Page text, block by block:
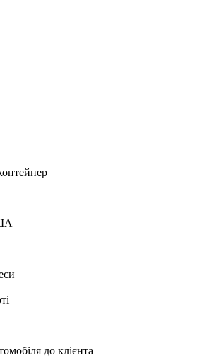
до клієнта